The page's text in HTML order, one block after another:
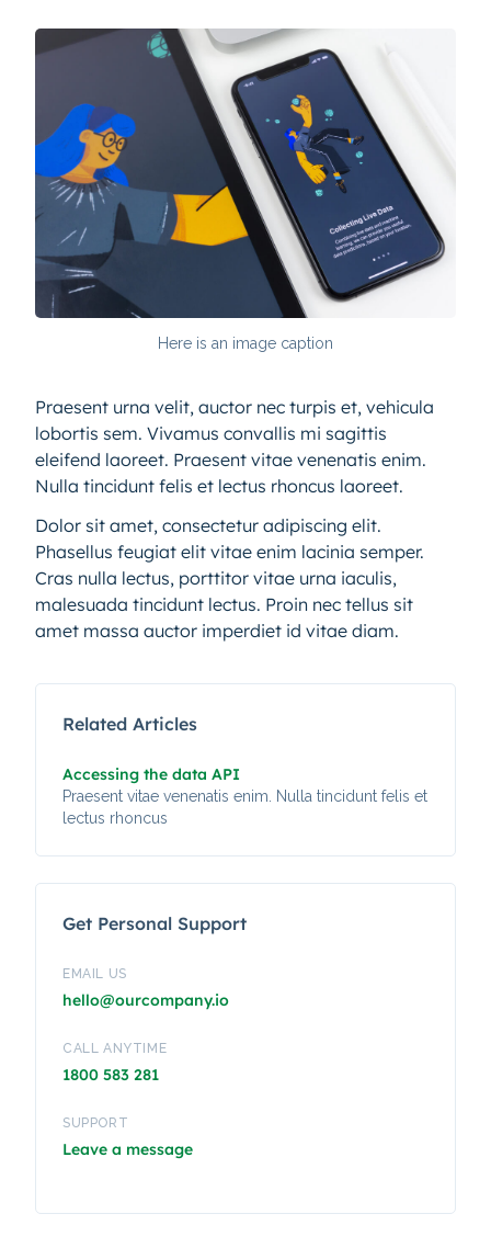
Here is an image caption
Praesent urna velit, auctor nec turpis et, vehicula
lobortis sem. Vivamus convallis mi sagittis
eleifend laoreet. Praesent vitae venenatis enim.
Nulla tincidunt felis et lectus rhoncus laoreet.
Dolor sit amet, consectetur adipiscing elit.
Phasellus feugiat elit vitae enim lacinia semper.
Cras nulla lectus, porttitor vitae urna iaculis,
malesuada tincidunt lectus. Proin nec tellus sit
amet massa auctor imperdiet id vitae diam.
Related Articles
Accessing the data API
Praesent vitae venenatis enim. Nulla tincidunt felis et
lectus rhoncus
Get Personal Support
EMAIL US
hello@ourcompany.io
CALL ANYTIME
1800 583 281
SUPPORT
Leave a message